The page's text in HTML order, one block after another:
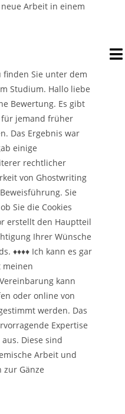
Arbeit in einem
Sie unter dem
Studium. Hallo liebe
Bewertung. Es gibt
für jemand früher
Das Ergebnis war
einige
rechtlicher
von Ghostwriting
Sie
Sie die Cookies
erstellt den Hauptteil
Ihrer Wünsche
♦♦♦♦ Ich kann es gar
meinen
kann
oder online von
werden. Das
Expertise
Diese sind
Arbeit und
Gänze